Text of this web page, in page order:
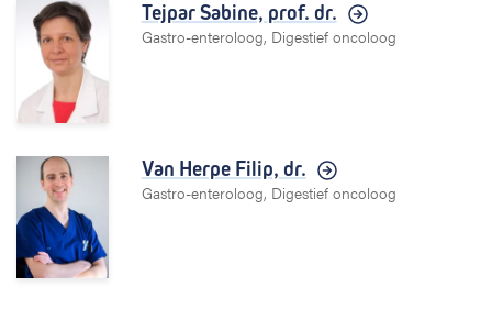
Tejpar Sabine, prof. dr.
Gastro-enteroloog, Digestief oncoloog
Van Herpe Filip, dr.
Gastro-enteroloog, Digestief oncoloog